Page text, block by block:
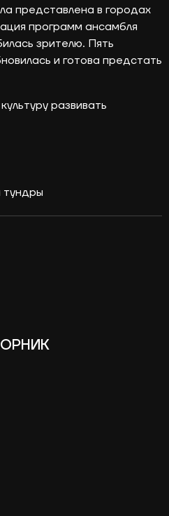
представлена в городах
программ ансамбля
зрителю. Пять
и готова предстать
развивать